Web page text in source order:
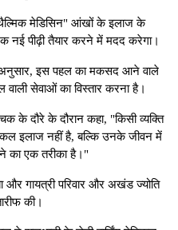
मेडिसिन" आंखों के इलाज के
नई पीढ़ी तैयार करने में मदद करेगा।
इस पहल का मकसद आने वाले
सेवाओं का विस्तार करना है।
के दौरे के दौरान कहा, "किसी व्यक्ति
इलाज नहीं है, बल्कि उनके जीवन में
का एक तरीका है।"
और गायत्री परिवार और अखंड ज्योति
की।